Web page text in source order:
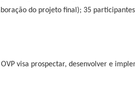
do projeto final); 35
visa prospectar, desenvolver e